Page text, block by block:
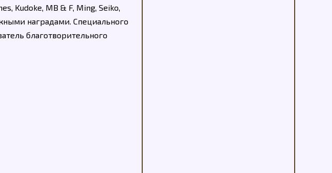
Kudoke, MB & F, Ming, Seiko,
наградами. Специального
благотворительного